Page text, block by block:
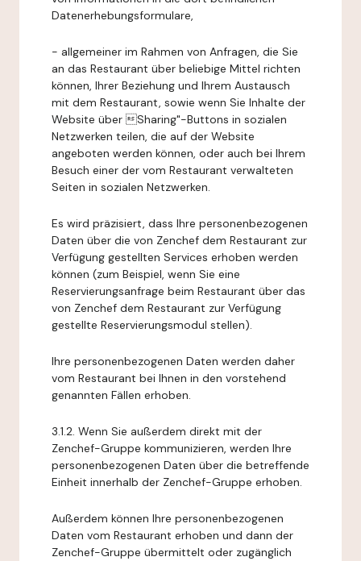
Datenerhebungsformulare,
- allgemeiner im Rahmen von Anfragen, die Sie
an das Restaurant über beliebige Mittel richten
können, Ihrer Beziehung und Ihrem Austausch
mit dem Restaurant, sowie wenn Sie Inhalte der
Website über Sharing"-Buttons in sozialen
Netzwerken teilen, die auf der Website
angeboten werden können, oder auch bei Ihrem
Besuch einer der vom Restaurant verwalteten
Seiten in sozialen Netzwerken.
Es wird präzisiert, dass Ihre personenbezogenen
Daten über die von Zenchef dem Restaurant zur
Verfügung gestellten Services erhoben werden
können (zum Beispiel, wenn Sie eine
Reservierungsanfrage beim Restaurant über das
von Zenchef dem Restaurant zur Verfügung
gestellte Reservierungsmodul stellen).
Ihre personenbezogenen Daten werden daher
vom Restaurant bei Ihnen in den vorstehend
genannten Fällen erhoben.
3.1.2. Wenn Sie außerdem direkt mit der
Zenchef-Gruppe kommunizieren, werden Ihre
personenbezogenen Daten über die betreffende
Einheit innerhalb der Zenchef-Gruppe erhoben.
Außerdem können Ihre personenbezogenen
Daten vom Restaurant erhoben und dann der
Zenchef-Gruppe übermittelt oder zugänglich